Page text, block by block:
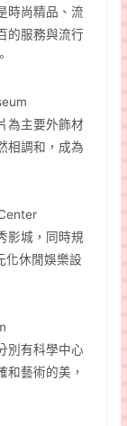
時尚精品、流
的服務與流行
為主要外飾材
相調和，成為
影城，同時規
化休閒娛樂設
別有科學中心
和藝術的美，